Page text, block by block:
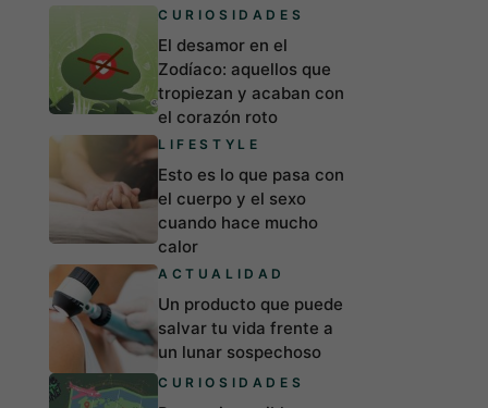
CURIOSIDADES
El desamor en el
Zodíaco: aquellos que
tropiezan y acaban con
el corazón roto
LIFESTYLE
Esto es lo que pasa con
el cuerpo y el sexo
cuando hace mucho
calor
ACTUALIDAD
Un producto que puede
salvar tu vida frente a
un lunar sospechoso
CURIOSIDADES